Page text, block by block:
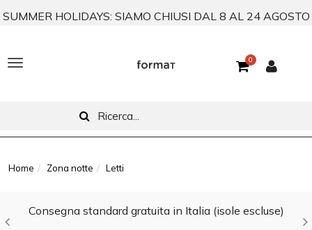
SUMMER HOLIDAYS: SIAMO CHIUSI DAL 8 AL 24 AGOSTO
T
g
l
0
Home Zona notte Letti
Consegna standard gratuita in Italia (isole escluse)